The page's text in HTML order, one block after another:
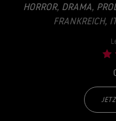
HORROR, DRAMA,
FRANKREICH,